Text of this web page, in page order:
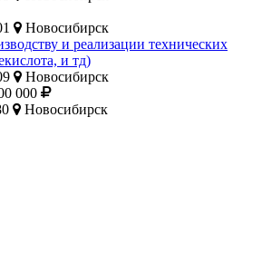
Новосибирск
и реализации технических
и тд)
Новосибирск
000
Новосибирск